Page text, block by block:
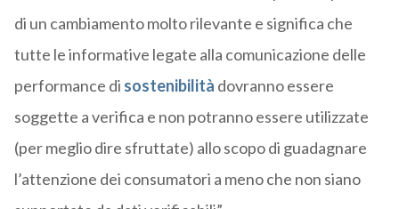
di un cambiamento molto rilevante e significa che
tutte le informative legate alla comunicazione delle
performance di sostenibilità dovranno essere
soggette a verifica e non potranno essere utilizzate
(per meglio dire sfruttate) allo scopo di guadagnare
l’attenzione dei consumatori a meno che non siano